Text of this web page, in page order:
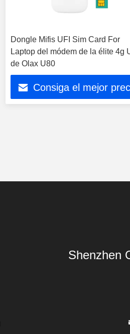
Dongle Mifis UFI Sim Card For
Laptop del módem de la élite 4g
de Olax U80
Consiga el mejor
Shenzhen